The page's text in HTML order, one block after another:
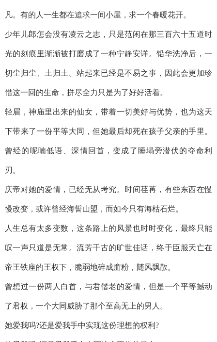
凡。有的人一生都在追求一间小屋，求一个春暖花开。
少年儿郎怎会没有凌云之志，只是范闲在那三百六十五道时
光的刻痕里渐渐被打磨成了一种宁静安详。铅华洗净后，一
切尘归尘、土归土。站起来已经是不易之事，因此会更加珍
惜这一回的生命，拼尽全力只是为了好好活着。
轻眉，神庙里出来的仙女，带着一切美好与优势，也为这天
下带来了一份平等大同，但她最后却死在孩子父亲的手里。
曾经的呢喃低语、深情回首，变成了睡塌旁潜伏的夺命利
刃。
庆帝对她的爱情，已经无从考究。时间荏苒，有些东西在慢
慢改变，或许曾经海誓山盟，而如今只有海枯石烂。
人生总有太多变数，这条路上的风景也时时变化，最终只能
叹一声只道是无常。流芳千古的旷世佳话，终于臣服夭亡在
帝王铁座的王权下，脆弱地碎成齑粉，随风飘散。
曾想过一份两人白首，与君偕老的爱情，但是一个平等撼动
了君权，一个大同威胁了那个至高无上的男人。
她爱我吗?还是爱我手中实现这份理想的权利?